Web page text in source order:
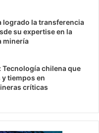
logrado la transferencia
su expertise en la
minería
Tecnología chilena que
tiempos en
críticas